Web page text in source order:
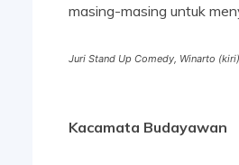
masing-masing untuk
Juri Stand Up Comedy, Winarto
Kacamata Budayawan